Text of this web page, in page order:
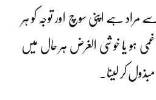
سے مراد ہے اپنی سوچ اور توجہ کو ہر
غمی ہو یا خوشی الغرض ہر حال میں
کر لینا۔